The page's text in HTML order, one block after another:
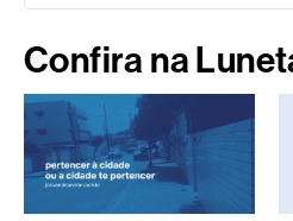
Confira na